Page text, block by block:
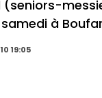
à
19:05